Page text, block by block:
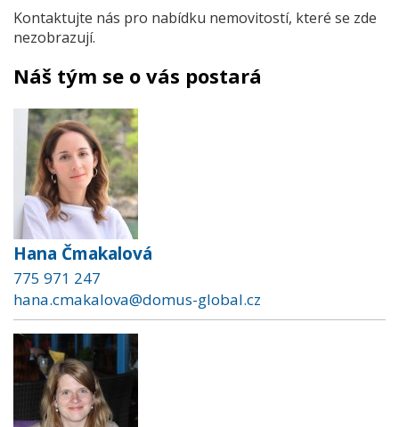
Kontaktujte nás pro nabídku nemovitostí, které se zde
nezobrazují.
Náš tým se o vás postará
Hana Čmakalová
775 971 247
hana.cmakalova@domus-global.cz